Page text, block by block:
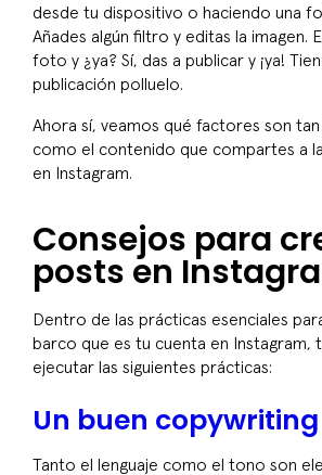
desde tu dispositivo o haciendo una
Añades algún filtro y editas la imagen.
foto y ¿ya? Sí, das a publicar y ¡ya!
publicación polluelo.
Ahora sí, veamos qué factores son
como el contenido que compartes a
en Instagram.
Consejos para
posts en
Dentro de las prácticas esenciales
barco que es tu cuenta en Instagram,
ejecutar las siguientes prácticas:
Un buen copywriting
Tanto el lenguaje como el tono son